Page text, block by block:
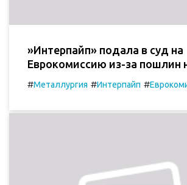
»Интерпайп» подала в суд на
Еврокомиссию из-за пошлин
#Металлургия #Интерпайп #